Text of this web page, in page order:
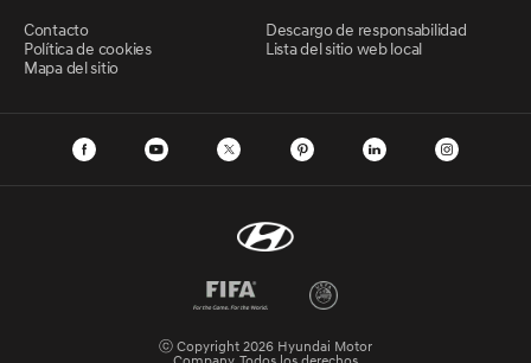
Contacto
Descargo de responsabilidad
Política de cookies
Lista del sitio web local
Mapa del sitio
ⓒ Copyright 2026 Hyundai Motor